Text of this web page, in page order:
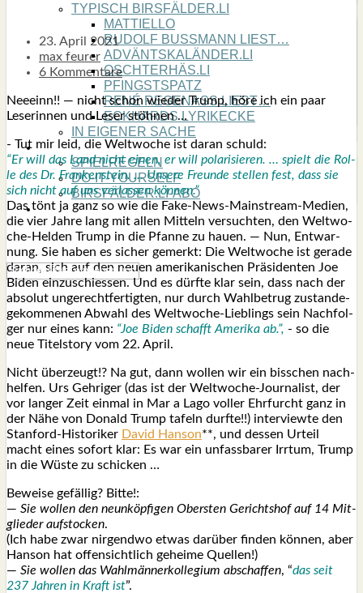
TYPISCH BIRSFÄLDER.LI
MATTIELLO
RUDOLF BUSS­MANN LIEST…
ADVÄNTSKALÄNDER.LI
OSCHTERHÄS.LI
PFINGST­SPATZ
RENÉ REGEN­ASS LIEST…
ECK­HARDS LYRIK­ECKE
IN EIGE­NER SACHE
SO GOOT’S
SPIEL­RE­GELN
DO-IT-YOUR­S­ELF
BIRSFÄLDER.LI-ABO
SHOUT­BOX
23. April 2021
max feurer
6 Kommentare
Nee­einn!! — nicht schon wie­der Trump, höre ich ein paar
Lese­rin­nen und Leser stöh­nen …
- Tut mir leid, die Welt­wo­che ist dar­an schuld:
“Er will das Land nicht einen, er will pola­ri­sie­ren. … spielt die Rol­
le des Dr. Fran­ken­stein. … Unse­re Freun­de stel­len fest, dass sie
sich nicht auf uns ver­las­sen kön­nen.”
Das tönt ja ganz so wie die Fake-News-Main­stream-Medi­en,
die vier Jah­re lang mit allen Mit­teln ver­such­ten, den Welt­wo­
che-Hel­den Trump in die Pfan­ne zu hau­en. — Nun, Ent­war­
nung. Sie haben es sicher gemerkt: Die Welt­wo­che ist gera­de
dar­an, sich auf den neu­en ame­ri­ka­ni­schen Prä­si­den­ten Joe
Biden ein­zu­schies­sen. Und es dürf­te klar sein, dass nach der
abso­lut unge­recht­fer­tig­ten, nur durch Wahl­be­trug zustan­de­
ge­kom­me­nen Abwahl des Welt­wo­che-Lieb­lings sein Nach­fol­
ger nur eines kann: “Joe Biden schafft Ame­ri­ka ab.”, - so die
neue Titel­sto­ry vom 22. April.
Nicht über­zeugt!? Na gut, dann wol­len wir ein biss­chen nach­
hel­fen. Urs Geh­ri­ger (das ist der Welt­wo­che-Jour­na­list, der
vor lan­ger Zeit ein­mal in Mar a Lago vol­ler Ehr­furcht ganz in
der Nähe von Donald Trump tafeln durf­te!!) inter­view­te den
Stan­ford-His­to­ri­ker David Han­son**, und des­sen Urteil
macht eines sofort klar: Es war ein unfass­ba­rer Irr­tum, Trump
in die Wüs­te zu schi­cken …
Bewei­se gefäl­lig? Bit­te!:
— Sie wol­len den neun­köp­fi­gen Obers­ten Gerichts­hof auf 14 Mit­
glie­der auf­sto­cken.
(Ich habe zwar nir­gend­wo etwas dar­über fin­den kön­nen, aber
Han­son hat offen­sicht­lich gehei­me Quel­len!)
— Sie wol­len das Wahl­män­ner­kol­le­gi­um abschaf­fen, “das seit
237 Jah­ren in Kraft ist”.